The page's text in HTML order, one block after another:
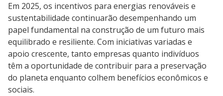
Em 2025, os incentivos para energias renováveis e
sustentabilidade continuarão desempenhando um
papel fundamental na construção de um futuro mais
equilibrado e resiliente. Com iniciativas variadas e
apoio crescente, tanto empresas quanto indivíduos
têm a oportunidade de contribuir para a preservação
do planeta enquanto colhem benefícios econômicos e
sociais.